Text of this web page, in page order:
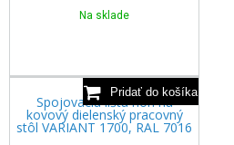
Na sklade
Spojovacia lišta nôh na
kovový dielenský pracovný
stôl VARIANT 1700, RAL 7016